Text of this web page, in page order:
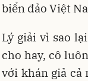
biển đảo Việt
Lý giải vì sao
cho hay, cô
với khán giả cả